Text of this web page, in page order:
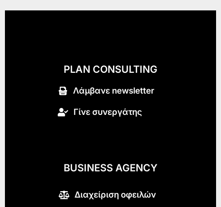
PLAN CONSULTING
Λάμβανε newsletter
Γίνε συνεργάτης
BUSINESS AGENCY
Διαχείριση οφειλών